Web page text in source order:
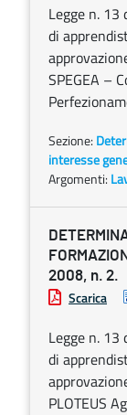
Legge n.
di
SPEGEA –
Sezione:
interesse
Argomenti:
2008, n. 2.
Scarica
Legge n.
di
PLOTEUS